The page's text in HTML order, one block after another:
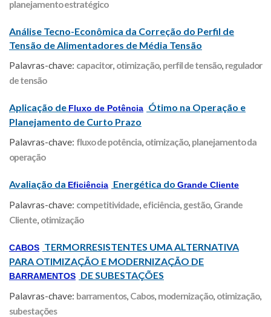
planejamento estratégico
Análise Tecno-Econômica da Correção do Perfil de
Tensão de Alimentadores de Média Tensão
Palavras-chave: capacitor, otimização, perfil de tensão, regulador
de tensão
Aplicação de Fluxo de Potência Ótimo na Operação e
Planejamento de Curto Prazo
Palavras-chave: fluxo de potência, otimização, planejamento da
operação
Avaliação da Eficiência Energética do Grande Cliente
Palavras-chave: competitividade, eficiência, gestão, Grande
Cliente, otimização
CABOS TERMORRESISTENTES UMA ALTERNATIVA
PARA OTIMIZAÇÃO E MODERNIZAÇÃO DE
BARRAMENTOS DE SUBESTAÇÕES
Palavras-chave: barramentos, Cabos, modernização, otimização,
subestações